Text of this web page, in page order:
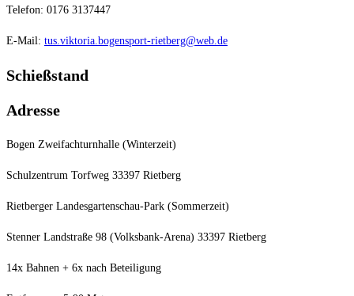
Telefon: 0176 3137447
E-Mail: tus.viktoria.bogensport-rietberg@web.de
Schießstand
Adresse
Bogen Zweifachturnhalle (Winterzeit)
Schulzentrum Torfweg 33397 Rietberg
Rietberger Landesgartenschau-Park (Sommerzeit)
Stenner Landstraße 98 (Volksbank-Arena) 33397 Rietberg
14x Bahnen + 6x nach Beteiligung